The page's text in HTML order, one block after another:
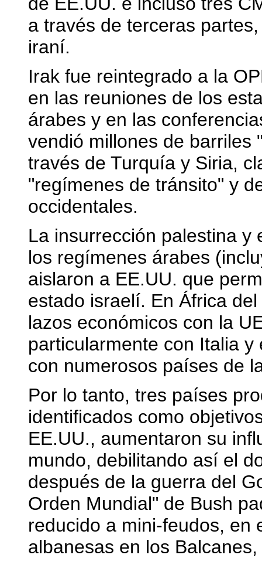
a través de terceras
iraní.
Irak fue reintegrado a la
en las reuniones de los
árabes y en las
vendió millones de barriles
través de Turquía y Siria,
"regímenes de tránsito" y
occidentales.
La insurrección palestina y
los regímenes árabes
aislaron a EE.UU. que
estado israelí. En África
lazos económicos con la
particularmente con Italia
con numerosos países de
Por lo tanto, tres países
identificados como
EE.UU., aumentaron su
mundo, debilitando así el
después de la guerra del
Orden Mundial" de Bush
reducido a mini-feudos, en
albanesas en los